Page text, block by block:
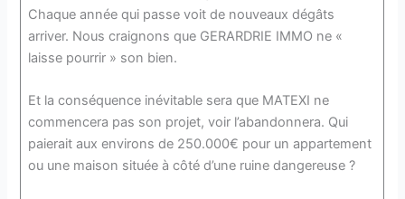
Chaque année qui passe voit de nouveaux dégâts
arriver. Nous craignons que GERARDRIE IMMO ne «
laisse pourrir » son bien.
Et la conséquence inévitable sera que MATEXI ne
commencera pas son projet, voir l’abandonnera. Qui
paierait aux environs de 250.000€ pour un appartement
ou une maison située à côté d’une ruine dangereuse ?